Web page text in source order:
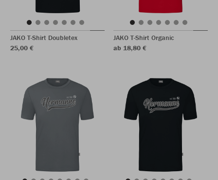
JAKO T-Shirt Doubletex
25,00 €
JAKO T-Shirt Organic
ab 18,80 €